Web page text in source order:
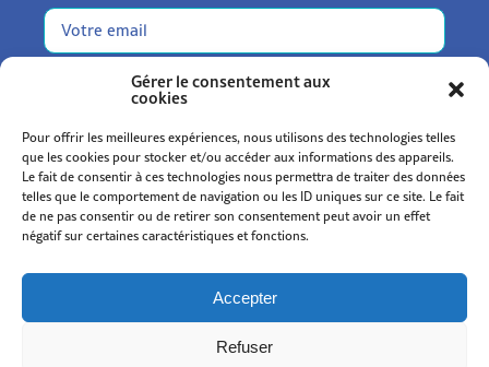
Gérer le consentement aux
cookies
Pour offrir les meilleures expériences, nous utilisons des technologies telles
que les cookies pour stocker et/ou accéder aux informations des appareils.
Le fait de consentir à ces technologies nous permettra de traiter des données
telles que le comportement de navigation ou les ID uniques sur ce site. Le fait
de ne pas consentir ou de retirer son consentement peut avoir un effet
négatif sur certaines caractéristiques et fonctions.
Accepter
Refuser
E-
mail
m'inscrire
© 2026Kromi
Statuts et règlement
Politique de confidentialité
Politique de cookies (UE)